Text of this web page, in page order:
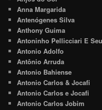
Anna Margarida
Antenógenes Silva
Anthony Guima
Antoninho Pellicciari E
Antonio Adolfo
Antônio Arruda
Antonio Bahiense
Antonio Carlos & Jocafi
Antonio Carlos e Jocafi
Antonio Carlos Jobim